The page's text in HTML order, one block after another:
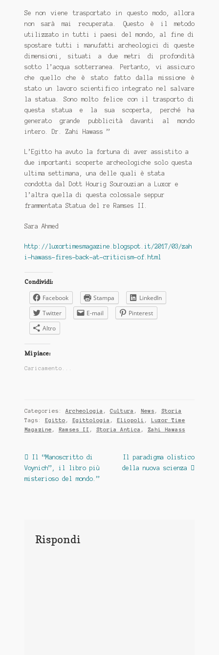
Se non viene trasportato in questo modo, allora
non sarà mai recuperata. Questo è il metodo
utilizzato in tutti i paesi del mondo, al fine di
spostare tutti i manufatti archeologici di queste
dimensioni, situati a due metri di profondità
sotto l’acqua sotterranea. Pertanto, vi assicuro
che quello che è stato fatto dalla missione è
stato un lavoro scientifico integrato nel salvare
la statua. Sono molto felice con il trasporto di
questa statua e la sua scoperta, perché ha
generato grande pubblicità davanti al mondo
intero.
Dr. Zahi Hawass ”
L’Egitto ha avuto la fortuna di aver assistito a
due importanti scoperte archeologiche solo questa
ultima settimana, una delle quali è stata
condotta dal Dott Hourig Sourouzian a Luxor e
l’altra quella di questa colossale seppur
frammentata Statua del re Ramses II.
Sara Ahmed
http://luxortimesmagazine.blogspot.it/2017/03/zah
i-hawass-fires-back-at-criticism-of.html
Condividi:
Facebook Stampa
LinkedIn
Twitter
E-mail
Pinterest
Altro
Mi piace:
Caricamento...
Categories: Archeologia , Cultura , News , Storia
Tags:
Egitto , Egittologia , Eliopoli ,
Luxor Time
Magazine , Ramses II , Storia Antica , Zahi Hawass
Navigazione
articoli
Previous
post:
Il “Manoscritto di
Voynich”, il libro più
misterioso del mondo.”
Next
post:
Il paradigma olistico
della nuova scienza
Rispondi